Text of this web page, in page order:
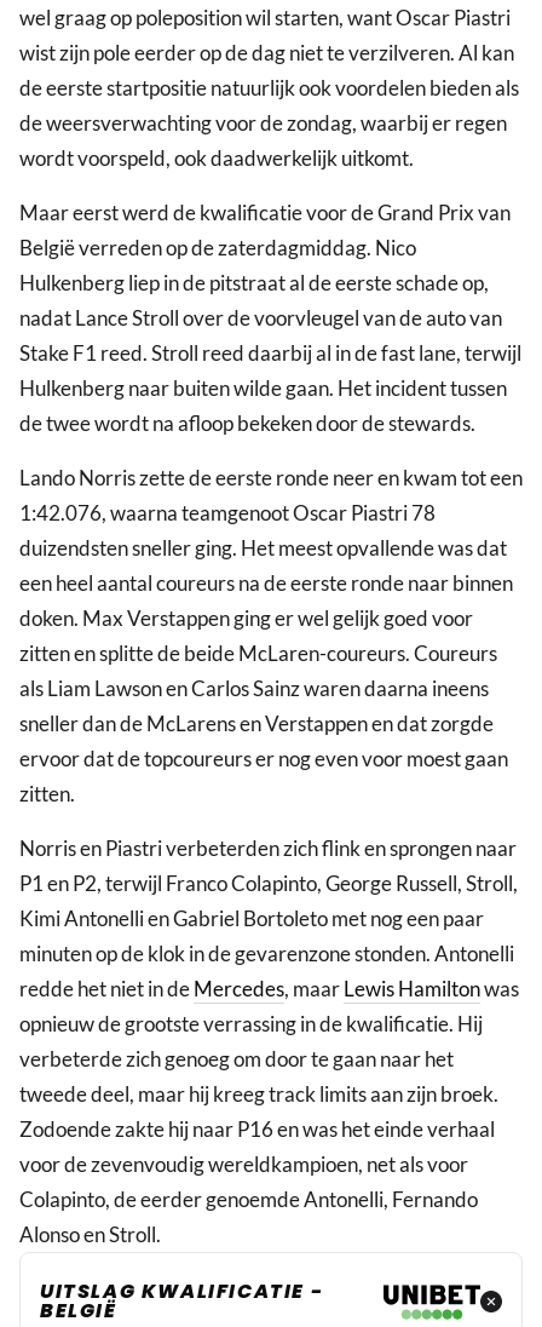
wel graag op poleposition wil starten, want Oscar Piastri
wist zijn pole eerder op de dag niet te verzilveren. Al kan
de eerste startpositie natuurlijk ook voordelen bieden als
de weersverwachting voor de zondag, waarbij er regen
wordt voorspeld, ook daadwerkelijk uitkomt.
Maar eerst werd de kwalificatie voor de Grand Prix van
België verreden op de zaterdagmiddag. Nico
Hulkenberg liep in de pitstraat al de eerste schade op,
nadat Lance Stroll over de voorvleugel van de auto van
Stake F1 reed. Stroll reed daarbij al in de fast lane, terwijl
Hulkenberg naar buiten wilde gaan. Het incident tussen
de twee wordt na afloop bekeken door de stewards.
Lando Norris zette de eerste ronde neer en kwam tot een
1:42.076, waarna teamgenoot Oscar Piastri 78
duizendsten sneller ging. Het meest opvallende was dat
een heel aantal coureurs na de eerste ronde naar binnen
doken. Max Verstappen ging er wel gelijk goed voor
zitten en splitte de beide McLaren-coureurs. Coureurs
als Liam Lawson en Carlos Sainz waren daarna ineens
sneller dan de McLarens en Verstappen en dat zorgde
ervoor dat de topcoureurs er nog even voor moest gaan
zitten.
Norris en Piastri verbeterden zich flink en sprongen naar
P1 en P2, terwijl Franco Colapinto, George Russell, Stroll,
Kimi Antonelli en Gabriel Bortoleto met nog een paar
minuten op de klok in de gevarenzone stonden. Antonelli
redde het niet in deMercedes, maarLewis Hamiltonwas
opnieuw de grootste verrassing in de kwalificatie. Hij
verbeterde zich genoeg om door te gaan naar het
tweede deel, maar hij kreeg track limits aan zijn broek.
Zodoende zakte hij naar P16 en was het einde verhaal
voor de zevenvoudig wereldkampioen, net als voor
Colapinto, de eerder genoemde Antonelli, Fernando
Alonso en Stroll.
UITSLAG KWALIFICATIE -
BELGIË